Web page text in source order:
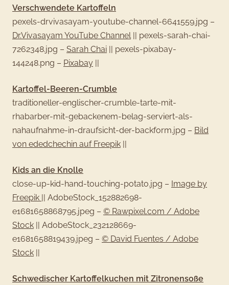
Verschwendete Kartoffeln
pexels-drvivasayam-youtube-channel-6641559.jpg –
Dr.Vivasayam YouTube Channel|| pexels-sarah-chai-
7262348.jpg – Sarah Chai
pexels-pixabay-
144248.png – Pixabay
Kartoffel-Beeren-Crumble
traditioneller-englischer-crumble-tarte-mit-
rhabarber-mit-gebackenem-belag-serviert-als-
nahaufnahme-in-draufsicht-der-backform.jpg – Bild
von ededchechin auf Freepik
Kids an die Knolle
close-up-kid-hand-touching-potato.jpg – Image by
Freepik
AdobeStock_152882698-
e1681658868795.jpeg – © Rawpixel.com / Adobe
Stock
AdobeStock_232128669-
e1681658819439.jpeg – © David Fuentes / Adobe
Stock
Schwedischer Kartoffelkuchen mit Zitronensoße